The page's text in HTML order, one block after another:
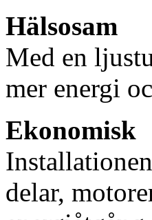
Hälsosam
Med en
mer energi
Ekonomisk
delar,